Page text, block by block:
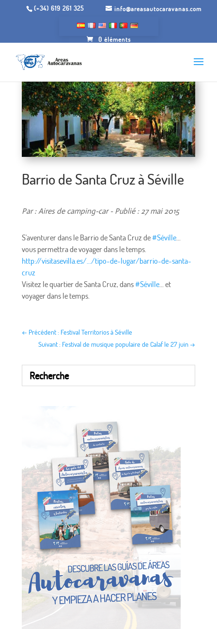
(+34) 619 261 325 info@areasautocaravanas.com
0 éléments
Barrio de Santa Cruz à Séville
Par : Aires de camping-car - Publié : 27 mai 2015
S'aventurer dans le Barrio de Santa Cruz de#Séville...
vous permettra de voyager dans le temps.
http://visitasevilla.es/.../tipo-de-lugar/barrio-de-santa-
cruz
Visitez le quartier de Santa Cruz, dans#Séville... et
voyager dans le temps.
← Précédent : Festival Territorios à Séville
Suivant : Festival de musique populaire de Calaf le 27 juin →